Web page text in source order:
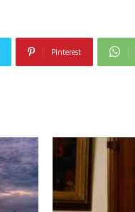
Pinterest